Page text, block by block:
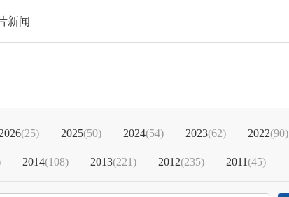
新闻
2026(25) 2025(50) 2024(54) 2023(62) 2022(90)
2014(108) 2013(221) 2012(235) 2011(45)